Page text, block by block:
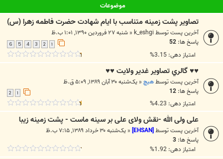
موضوعات
تصاویر پشت زمینه متناسب با ایام شهادت حضرت فاطمه زهرا (س)
آخرین پست توسطk_eshgi
« شنبه ۲۷ فروردین ۱۳۹۰, ۱:۰۱ ب.ظ
پاسخ ها: 52
3
4
5
6
امتیاز دهی: 3.15%
♥♥ گالري تصاوير غدير ولايت ♥♥
آخرین پست توسطهیچ« یک‌شنبه ۳۰ آبان ۱۳۸۹, ۵:۰۹ ق.ظ
پاسخ ها: 12
امتیاز دهی: 4.23%
علی ولی الله -نقش ولای علی بر سینه ماست - پشت زمینه زیبا
آخرین پست توسط[EHSAN]
« یک‌شنبه ۳۰ خرداد ۱۳۸۹, ۷:۱۵ ب.ظ
پاسخ ها: 3
امتیاز دهی: 1.92%